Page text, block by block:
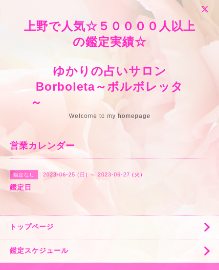
上野で人気☆５００００人以上
の鑑定実績☆
ゆかりの占いサロン
Borboleta～ボルボレッタ
～
Welcome to my homepage
営業カレンダー
指定なし 2023-06-25 (日) ～ 2023-06-27 (火)
鑑定日
トップページ
鑑定スケジュール